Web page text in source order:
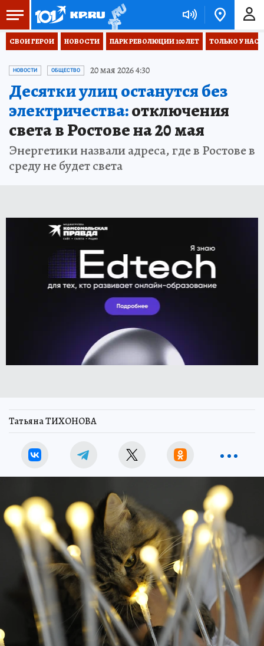
СВОИ ГЕРОИ НОВОСТИ ПАРК РЕВОЛЮЦИИ 100 ЛЕТ ТОЛЬКО У НАС
НОВОСТИ ОБЩЕСТВО 20 мая 2026 4:30
Десятки улиц останутся без
электричества:отключения
света в Ростове на 20 мая
Энергетики назвали адреса, где в Ростове в
среду не будет света
Татьяна ТИХОНОВА